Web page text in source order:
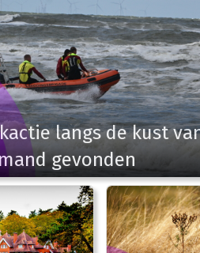
langs de kust
gevonden